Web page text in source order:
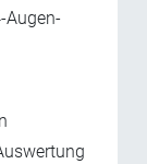
Augen-